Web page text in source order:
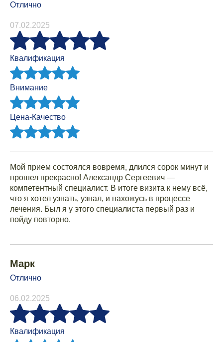
Отлично
07.02.2025
Квалификация
Внимание
Цена-Качество
Мой прием состоялся вовремя, длился сорок минут и
прошел прекрасно! Александр Сергеевич —
компетентный специалист. В итоге визита к нему всё,
что я хотел узнать, узнал, и нахожусь в процессе
лечения. Был я у этого специалиста первый раз и
пойду повторно.
Марк
Отлично
06.02.2025
Квалификация